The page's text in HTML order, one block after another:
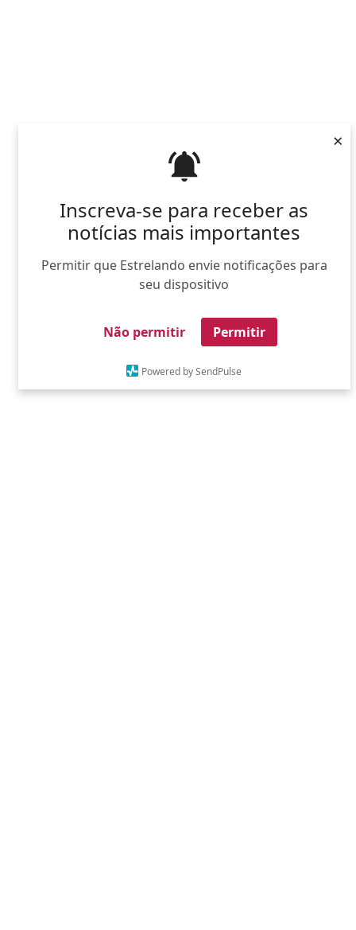
Inscreva-se para receber as
notícias mais importantes
Permitir que Estrelando envie notificações para
seu dispositivo
Não permitir Permitir
Powered by SendPulse
×